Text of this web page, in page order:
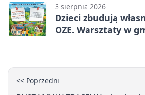
3 sierpnia 2026
Dzieci zbudują
OZE. Warsztaty w
<< Poprzedni